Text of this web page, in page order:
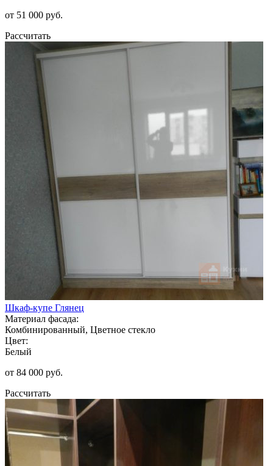
от 51 000 руб.
Рассчитать
Шкаф-купе Глянец
Материал фасада:
Комбинированный, Цветное стекло
Цвет:
Белый
от 84 000 руб.
Рассчитать